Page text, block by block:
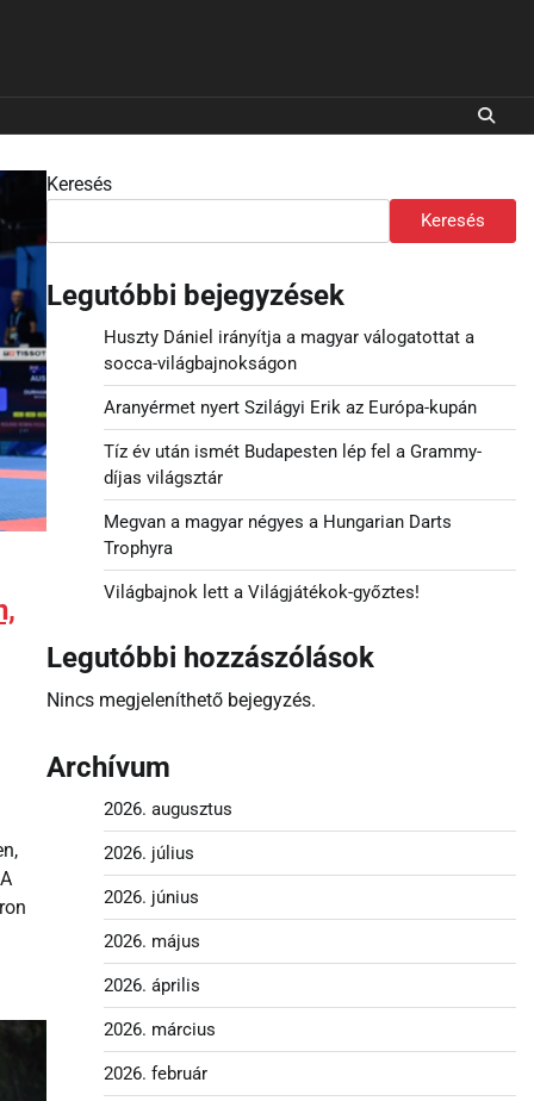
Keresés
Keresés
Legutóbbi bejegyzések
Huszty Dániel irányítja a magyar válogatottat a
socca-világbajnokságon
Aranyérmet nyert Szilágyi Erik az Európa-kupán
Tíz év után ismét Budapesten lép fel a Grammy-
díjas világsztár
Megvan a magyar négyes a Hungarian Darts
Trophyra
Világbajnok lett a Világjátékok-győztes!
Legutóbbi hozzászólások
Nincs megjeleníthető bejegyzés.
Archívum
2026. augusztus
2026. július
2026. június
2026. május
2026. április
2026. március
2026. február